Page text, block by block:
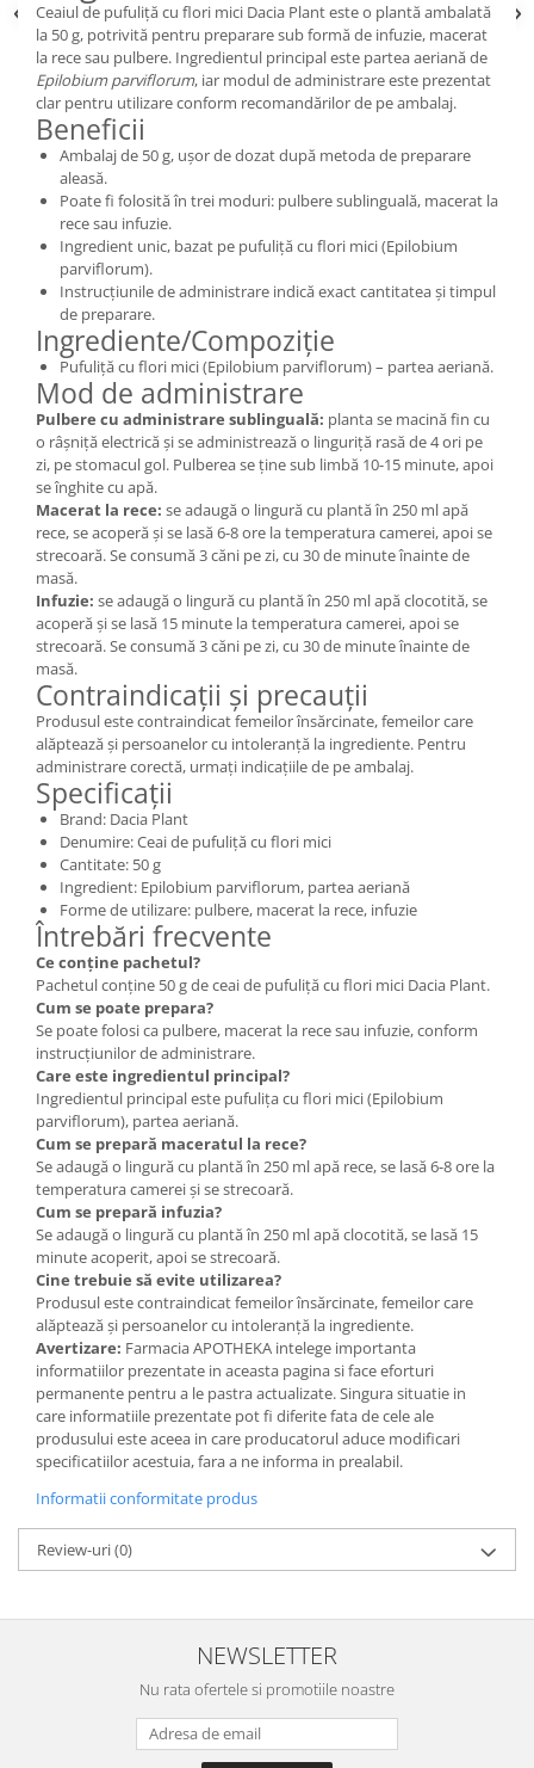
Ceaiul de pufuliță cu flori mici Dacia Plant este o plantă ambalată
la 50 g, potrivită pentru preparare sub formă de infuzie, macerat
la rece sau pulbere. Ingredientul principal este partea aeriană de
Epilobium parviflorum, iar modul de administrare este prezentat
clar pentru utilizare conform recomandărilor de pe ambalaj.
Beneficii
Ambalaj de 50 g, ușor de dozat după metoda de preparare
aleasă.
Poate fi folosită în trei moduri: pulbere sublinguală, macerat la
rece sau infuzie.
Ingredient unic, bazat pe pufuliță cu flori mici (Epilobium
parviflorum).
Instrucțiunile de administrare indică exact cantitatea și timpul
de preparare.
Ingrediente/Compoziție
Pufuliță cu flori mici (Epilobium parviflorum) – partea aeriană.
Mod de administrare
Pulbere cu administrare sublinguală: planta se macină fin cu
o râșniță electrică și se administrează o linguriță rasă de 4 ori pe
zi, pe stomacul gol. Pulberea se ține sub limbă 10-15 minute, apoi
se înghite cu apă.
Macerat la rece: se adaugă o lingură cu plantă în 250 ml apă
rece, se acoperă și se lasă 6-8 ore la temperatura camerei, apoi se
strecoară. Se consumă 3 căni pe zi, cu 30 de minute înainte de
masă.
Infuzie: se adaugă o lingură cu plantă în 250 ml apă clocotită, se
acoperă și se lasă 15 minute la temperatura camerei, apoi se
strecoară. Se consumă 3 căni pe zi, cu 30 de minute înainte de
masă.
Contraindicații și precauții
Produsul este contraindicat femeilor însărcinate, femeilor care
alăptează și persoanelor cu intoleranță la ingrediente. Pentru
administrare corectă, urmați indicațiile de pe ambalaj.
Specificații
Brand: Dacia Plant
Denumire: Ceai de pufuliță cu flori mici
Cantitate: 50 g
Ingredient: Epilobium parviflorum, partea aeriană
Forme de utilizare: pulbere, macerat la rece, infuzie
Întrebări frecvente
Ce conține pachetul?
Pachetul conține 50 g de ceai de pufuliță cu flori mici Dacia Plant.
Cum se poate prepara?
Se poate folosi ca pulbere, macerat la rece sau infuzie, conform
instrucțiunilor de administrare.
Care este ingredientul principal?
Ingredientul principal este pufulița cu flori mici (Epilobium
parviflorum), partea aeriană.
Cum se prepară maceratul la rece?
Se adaugă o lingură cu plantă în 250 ml apă rece, se lasă 6-8 ore la
temperatura camerei și se strecoară.
Cum se prepară infuzia?
Se adaugă o lingură cu plantă în 250 ml apă clocotită, se lasă 15
minute acoperit, apoi se strecoară.
Cine trebuie să evite utilizarea?
Produsul este contraindicat femeilor însărcinate, femeilor care
alăptează și persoanelor cu intoleranță la ingrediente.
Avertizare: Farmacia APOTHEKA intelege importanta
informatiilor prezentate in aceasta pagina si face eforturi
permanente pentru a le pastra actualizate. Singura situatie in
care informatiile prezentate pot fi diferite fata de cele ale
produsului este aceea in care producatorul aduce modificari
specificatiilor acestuia, fara a ne informa in prealabil.
Informatii conformitate produs
Review-uri(0)
NEWSLETTER
Nu rata ofertele si promotiile noastre